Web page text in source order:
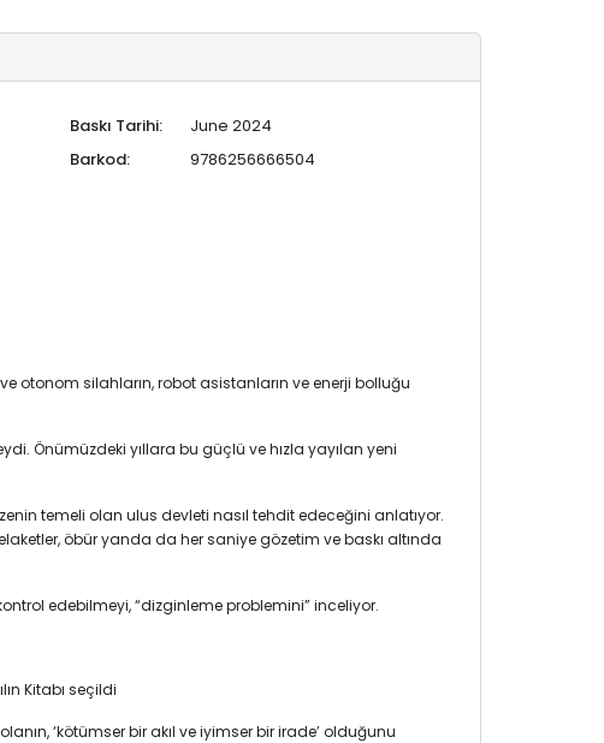
Baskı Tarihi:
June 2024
Barkod: 9786256666504
otonom silahların, robot asistanların ve enerji bolluğu
Önümüzdeki yıllara bu güçlü ve hızla yayılan yeni
temeli olan ulus devleti nasıl tehdit edeceğini anlatıyor.
öbür yanda da her saniye gözetim ve baskı altında
edebilmeyi, “dizginleme problemini” inceliyor.
Kitabı seçildi
‘kötümser bir akıl ve iyimser bir irade’ olduğunu